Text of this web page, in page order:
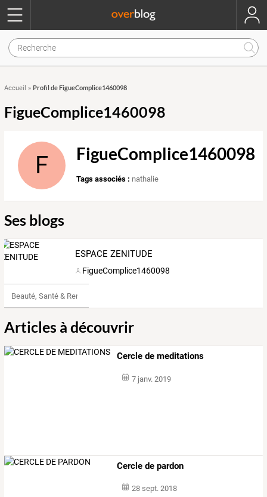
Accueil » Profil de FigueComplice1460098
FigueComplice1460098
F FigueComplice1460098
Tags associés : nathalie
Ses blogs
ESPACE ZENITUDE
FigueComplice1460098
Beauté, Santé & Remise en forme
Articles à découvrir
Cercle de meditations
7 janv. 2019
Cercle de pardon
28 sept. 2018